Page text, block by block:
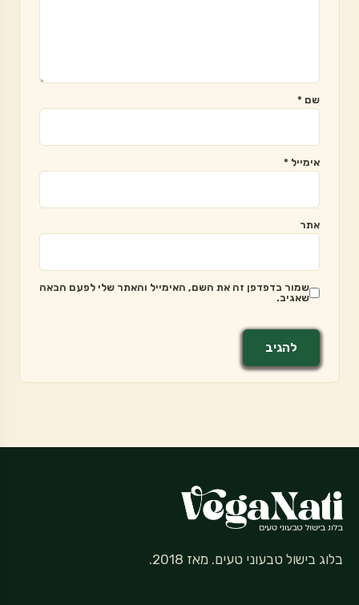
שם *
אימייל *
אתר
שמור בדפדפן זה את השם, האימייל והאתר שלי לפעם הבאה
שאגיב.
בלוג בישול טבעוני טעים. מאז 2018.